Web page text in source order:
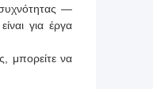
—
για έργα
μπορείτε να